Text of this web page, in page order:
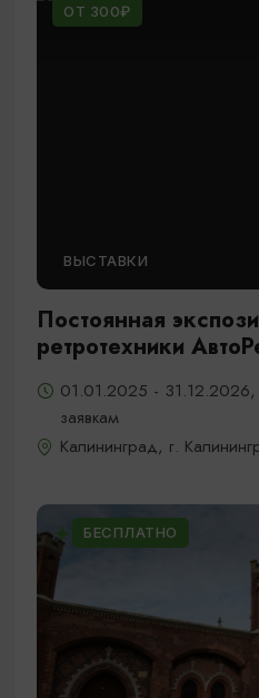
ОТ 300₽
ВЫСТАВКИ
Постоянная
ретротехники
01.01.2025 - 31.12.2026,
заявкам
Калининград, г.
БЕСПЛАТНО